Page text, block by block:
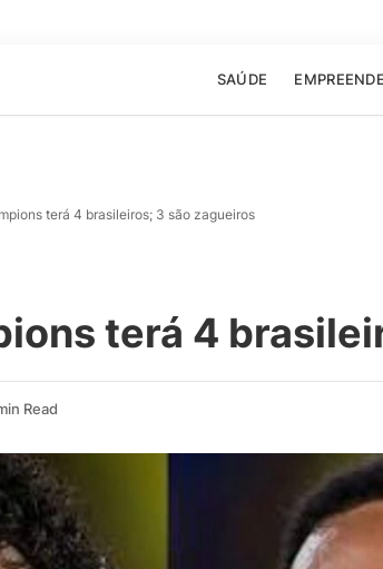
SAÚDE
terá 4 brasileiros; 3 são zagueiros
terá 4
Read